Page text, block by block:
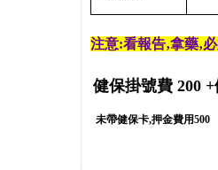
注意:看報告‚拿藥‚
健保掛號費 200 +
未帶健保卡,押金費用500